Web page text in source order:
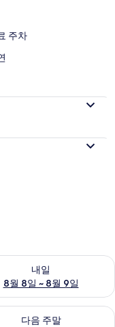
주차
8일
내일
8월 8일 ~ 8월 9일
가능 여부 확인, 8월
월 9일
다음 주말
예약 가능 여부 확인,